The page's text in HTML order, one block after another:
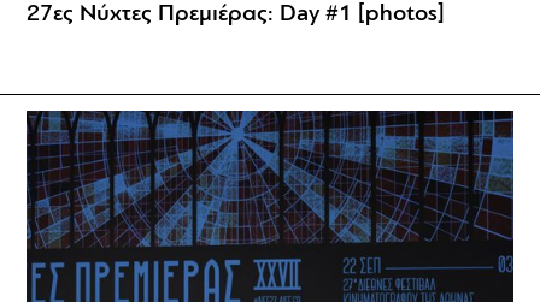
27ες Νύχτες Πρεμιέρας: Day #1 [photos]